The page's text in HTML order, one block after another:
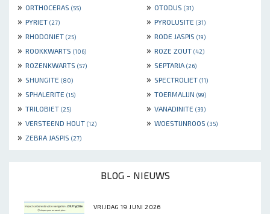
» ORTHOCERAS (55) » OTODUS (31)
» PYRIET (27) » PYROLUSITE (31)
» RHODONIET (25) » RODE JASPIS (19)
» ROOKKWARTS (106) » ROZE ZOUT (42)
» ROZENKWARTS (57) » SEPTARIA (26)
» SHUNGITE (80) » SPECTROLIET (11)
» SPHALERITE (15) » TOERMALIJN (99)
» TRILOBIET (25) » VANADINITE (39)
» VERSTEEND HOUT (12) » WOESTIJNROOS (35)
» ZEBRA JASPIS (27)
BLOG - NIEUWS
VRIJDAG 19 JUNI 2026